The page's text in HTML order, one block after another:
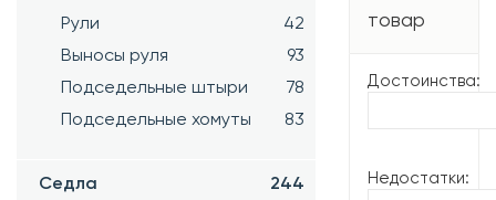
Рули
42
Выносы руля
93
Подседельные штыри
78
Подседельные хомуты
83
Седла 244
товар
Достоинства:
Недостатки: